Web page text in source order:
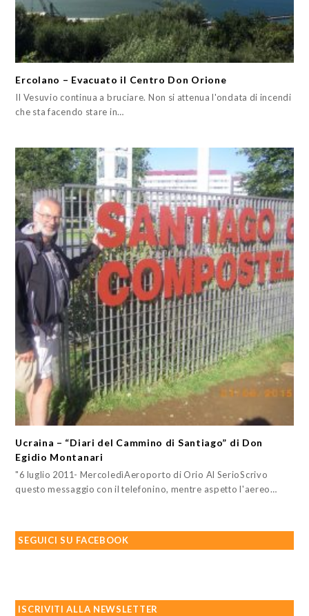
Ercolano – Evacuato il Centro Don Orione
Il Vesuvio continua a bruciare. Non si attenua l'ondata di incendi
che sta facendo stare in…
Ucraina – “Diari del Cammino di Santiago” di Don
Egidio Montanari
"6 luglio 2011- MercoledìAeroporto di Orio Al SerioScrivo
questo messaggio con il telefonino, mentre aspetto l'aereo…
SEGUICI SU FACEBOOK
ISCRIVITI ALLA NEWSLETTER